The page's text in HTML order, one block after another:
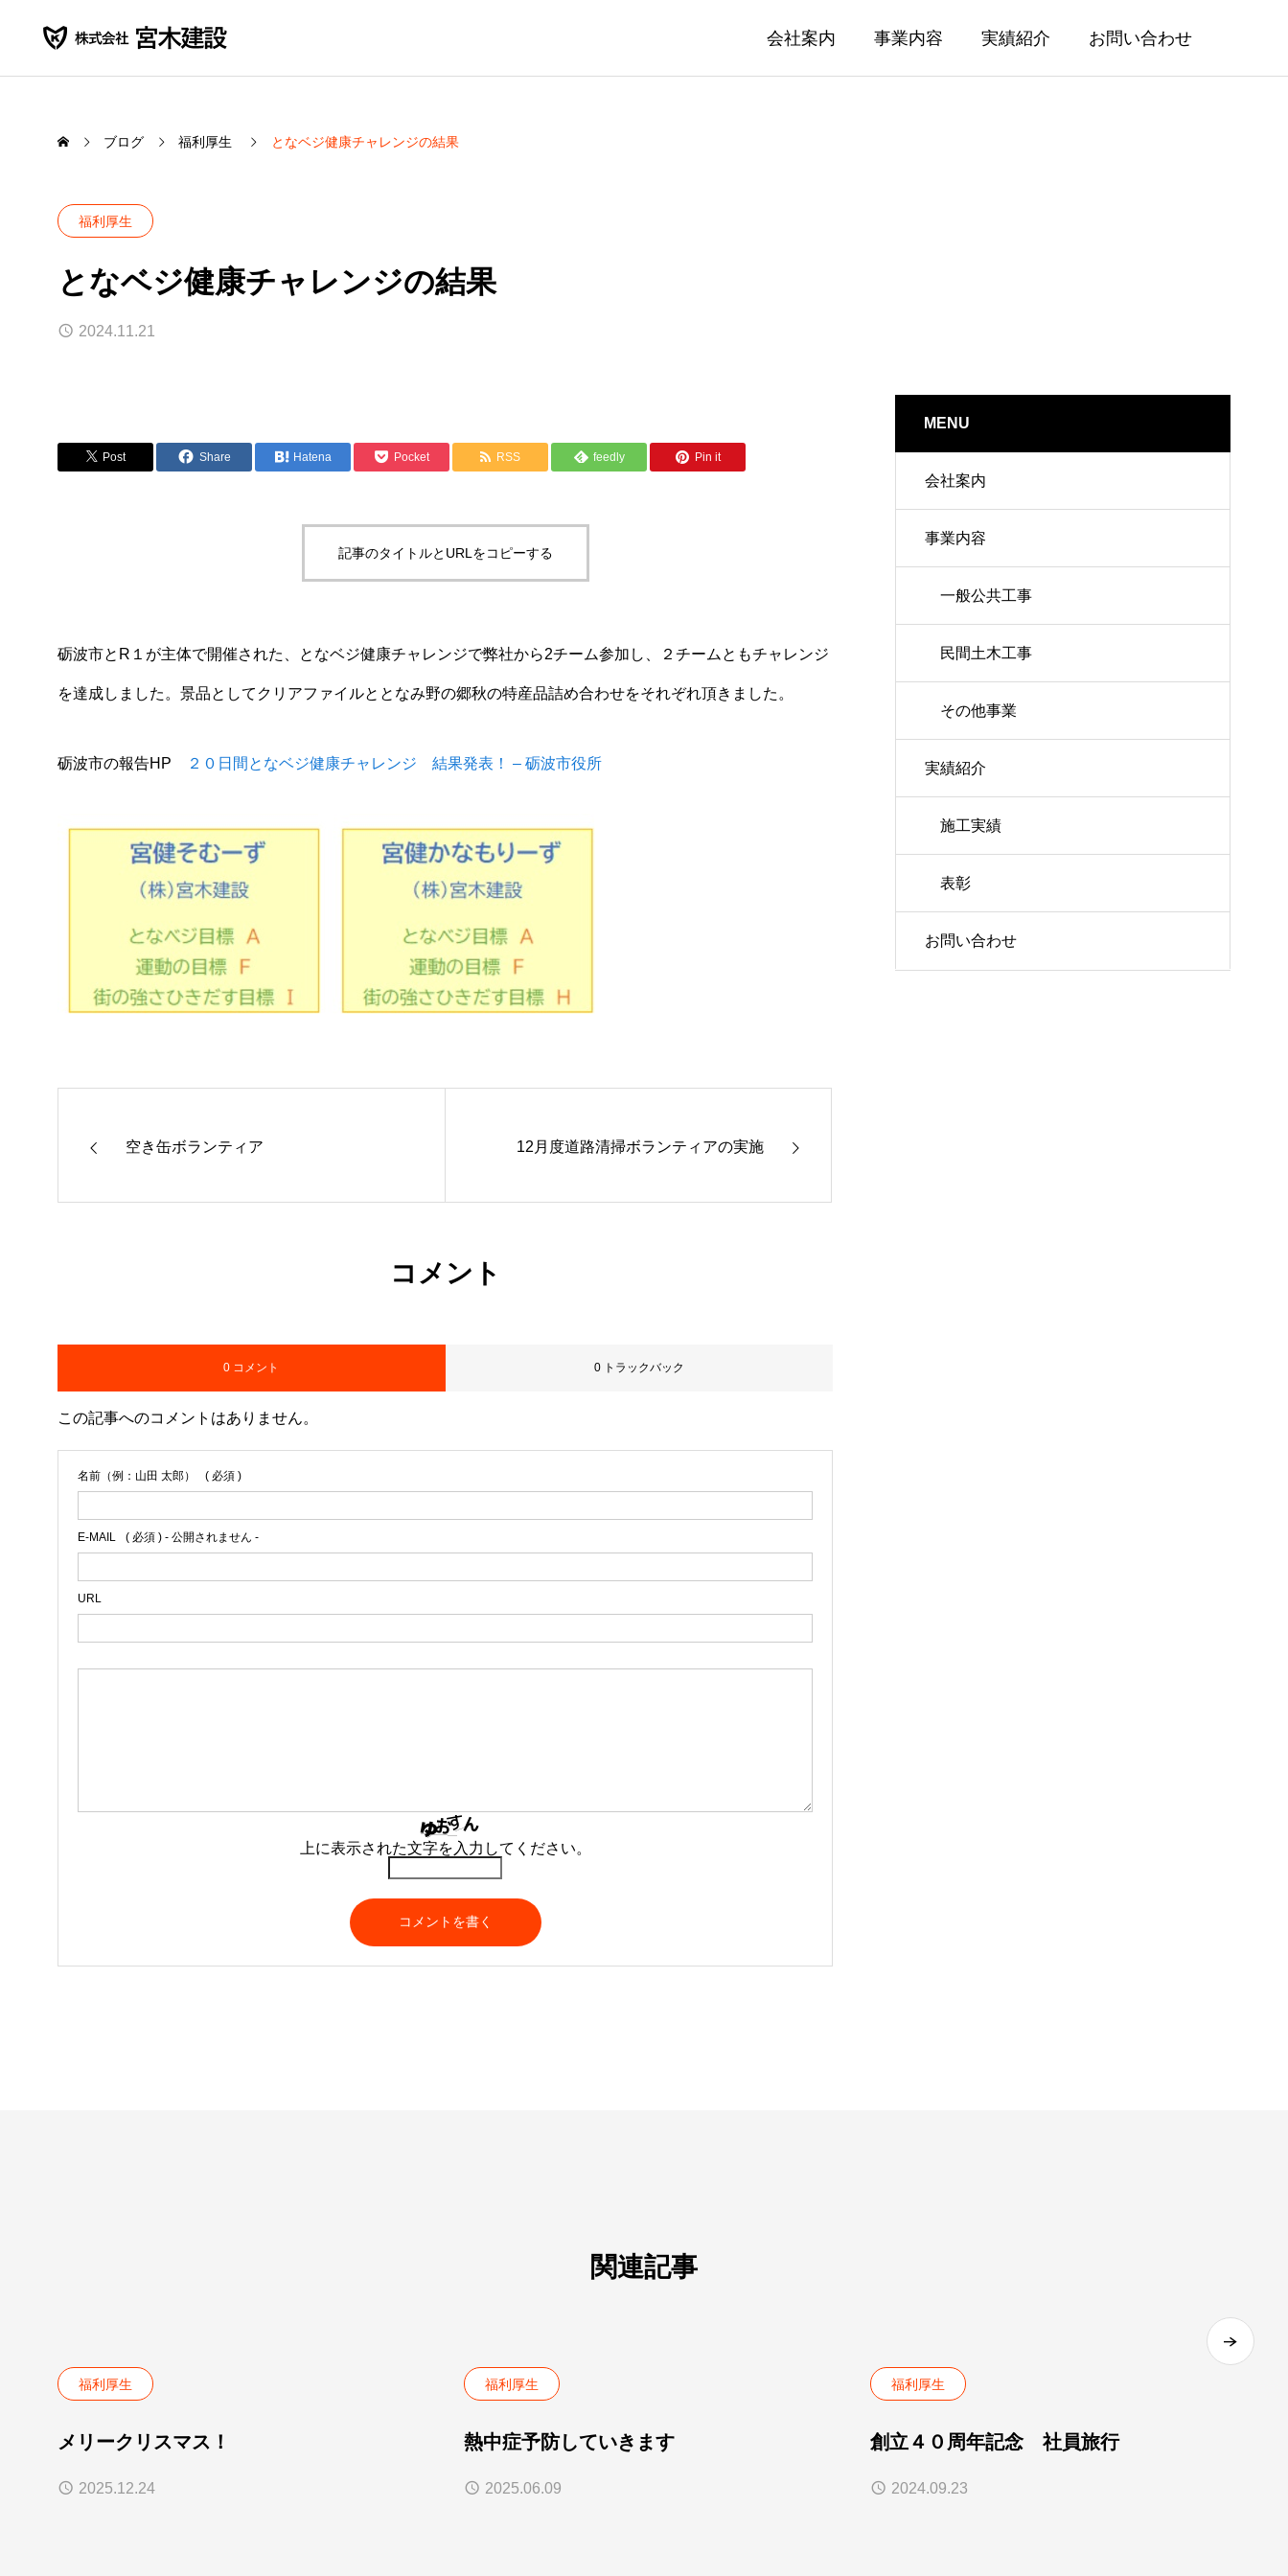
会社案内 事業内容 実績紹介 お問い合わせ
SERVICE
PUBLIC WORKS
ブログ 福利厚生 となベジ健康チャレンジの結果
福利厚生
となベジ健康チャレンジの結果
2024.11.21
Post Share Hatena Pocket RSS feedly Pin it
記事のタイトルとURLをコピーする
砺波市とR１が主体で開催された、となベジ健康チャレンジで弊社から2チーム参加し、２チームともチャレンジ
を達成しました。景品としてクリアファイルととなみ野の郷秋の特産品詰め合わせをそれぞれ頂きました。
砺波市の報告HP ２０日間となベジ健康チャレンジ 結果発表！ – 砺波市役所
空き缶ボランティア 12月度道路清掃ボランティアの実施
コメント
0 コメント 0 トラックバック
この記事へのコメントはありません。
名前（例：山田 太郎） ( 必須 )
E-MAIL ( 必須 ) - 公開されません -
URL
上に表示された文字を入力してください。
MENU
会社案内
事業内容
一般公共工事
民間土木工事
その他事業
実績紹介
施工実績
表彰
お問い合わせ
関連記事
福利厚生
メリークリスマス！
2025.12.24
福利厚生
熱中症予防していきます
2025.06.09
福利厚生
創立４０周年記念 社員旅行
2024.09.23